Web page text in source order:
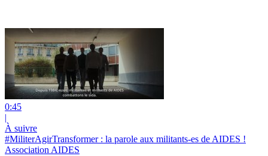
0:45
|
À suivre
#MiliterAgirTransformer : la parole aux militants-es de AIDES !
Association AIDES